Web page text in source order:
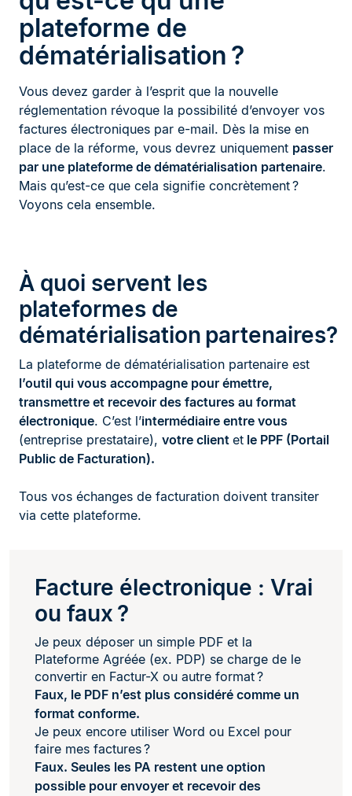
plateforme de
dématérialisation ?
Vous devez garder à l’esprit que la nouvelle
réglementation révoque la possibilité d’envoyer vos
factures électroniques par e-mail. Dès la mise en
place de la réforme, vous devrez uniquement passer
par une plateforme de dématérialisation partenaire.
Mais qu’est-ce que cela signifie concrètement ?
Voyons cela ensemble.
À quoi servent les
plateformes de
dématérialisation partenaires?
La plateforme de dématérialisation partenaire est
l’outil qui vous accompagne pour émettre,
transmettre et recevoir des factures au format
électronique. C’est l’intermédiaire entre vous
(entreprise prestataire), votre client et le PPF (Portail
Public de Facturation).
Tous vos échanges de facturation doivent transiter
via cette plateforme.
Facture électronique : Vrai
ou faux ?
Je peux déposer un simple PDF et la
Plateforme Agréée (ex. PDP) se charge de le
convertir en Factur-X ou autre format ?
Faux, le PDF n’est plus considéré comme un
format conforme.
Je peux encore utiliser Word ou Excel pour
faire mes factures ?
Faux. Seules les PA restent une option
possible pour envoyer et recevoir des